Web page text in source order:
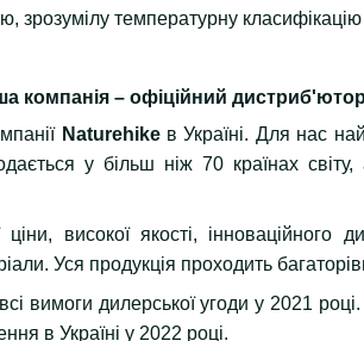
зрозумілу температурну
компанія – офіційний
Naturehikeв Україні. Для нас
у більш ніж 70 країнах світу,
високої якості, інноваційного
Уся продукція проходить
вимоги дилерської угоди у 2021
в Україні у 2022 році.